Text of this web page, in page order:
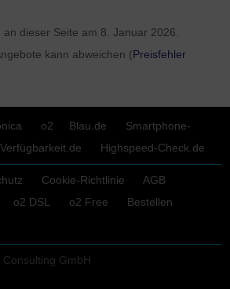
an dieser Seite am 8. Januar 2026
kann abweichen (Preisfehler
o2 Blau.de
Smartphone-
Highspeed-Check.de
Cookie-Richtlinie
AGB
o2 DSL o2 Free
Bestellen
GmbH